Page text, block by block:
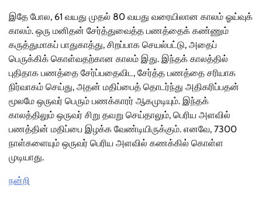
இதே போல, 61 வயது முதல் 80 வயது வரையிலான காலம் ஓய்வுக்
காலம். ஒரு மனிதன் சேர்த்துவைத்த பணத்தைக் கண்ணும்
கருத்துமாகப் பாதுகாத்து, சிறப்பாக செயல்பட்டு, அதைப்
பெருக்கிக் கொள்வதற்கான காலம் இது. இந்தக் காலத்தில்
புதிதாக பணத்தை சேர்ப்பதைவிட, சேர்த்த பணத்தை சரியாக
நிர்வாகம் செய்து, அதன் மதிப்பைத் தொடர்ந்து அதிகரிப்பதன்
மூலமே ஒருவர் பெரும் பணக்காரர் ஆகமுடியும். இந்தக்
காலத்திலும் ஒருவர் சிறு தவறு செய்தாலும், பெரிய அளவில்
பணத்தின் மதிப்பை இழக்க வேண்டியிருக்கும். எனவே, 7300
நாள்களையும் ஒருவர் பெரிய அளவில் கணக்கில் கொள்ள
முடியாது.
நன்றி